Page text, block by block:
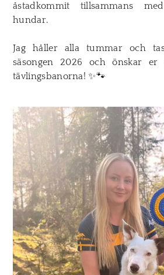
åstadkommit tillsammans
hundar.
Jag håller alla tummar och
säsongen 2026 och önskar
tävlingsbanorna! ✨🐾